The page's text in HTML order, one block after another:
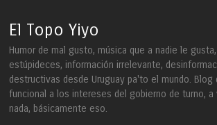
El Topo Yiyo
Humor de mal gusto, música que a nadie le
estúpideces, información irrelevante,
destructivas desde Uruguay pa'to el mundo. Blog
funcional a los intereses del gobierno de turno, a
nada, básicamente eso.